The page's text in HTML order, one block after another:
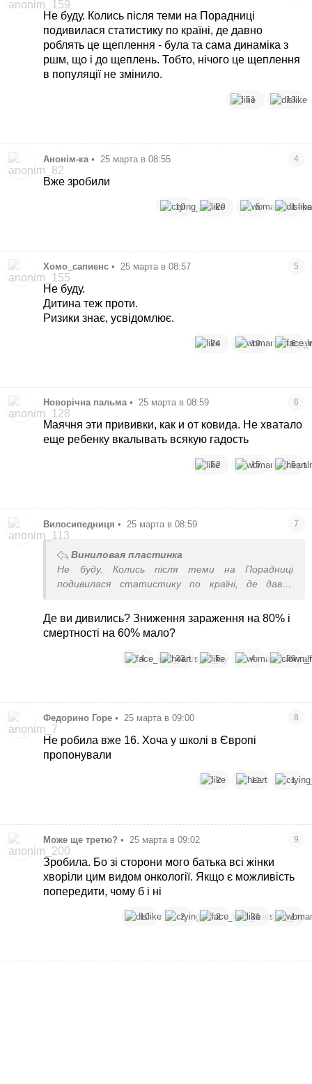
Не буду. Колись після теми на Порадниці
подивилася статистику по країні, де давно
роблять це щеплення - була та сама динаміка з
ршм, що і до щеплень. Тобто, нічого це щеплення
в популяції не змінило.
51 13
Анонім-ка • 25 марта в 08:55 4
Вже зробили
10 20 5 1
Хомо_сапиенс • 25 марта в 08:57 5
Не буду.
Дитина теж проти.
Ризики знає, усвідомлює.
24 10 6
Новорічна пальма • 25 марта в 08:59 6
Маячня эти прививки, как и от ковида. Не хватало
еще ребенку вкалывать всякую гадость
52 15 5
Вилосипедниця • 25 марта в 08:59 7
Виниловая пластинка
Не буду. Колись після теми на Порадниці
подивилася статистику по країні, де давно
ршм, що і до щеплень. Тобто, нічого це
щеплення в популяції не змінило.
Де ви дивились? Зниження зараження на 80% і
смертності на 60% мало?
4 22 5 4 30
Федорино Горе • 25 марта в 09:00 8
Не робила вже 16. Хоча у школі в Європі
пропонували
2 11 1
Може ще третю? • 25 марта в 09:02 9
Зробила. Бо зі сторони мого батька всі жінки
хворіли цим видом онкології. Якщо є можливість
попередити, чому б і ні
10 2 2 31 1